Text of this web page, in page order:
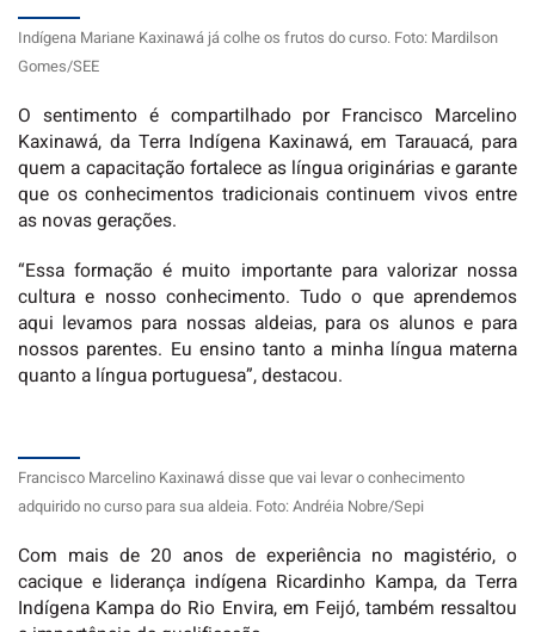
Indígena Mariane Kaxinawá já colhe os frutos do curso. Foto: Mardilson
Gomes/SEE
O sentimento é compartilhado por Francisco Marcelino
Kaxinawá, da Terra Indígena Kaxinawá, em Tarauacá, para
quem a capacitação fortalece as língua originárias e garante
que os conhecimentos tradicionais continuem vivos entre
as novas gerações.
“Essa formação é muito importante para valorizar nossa
cultura e nosso conhecimento. Tudo o que aprendemos
aqui levamos para nossas aldeias, para os alunos e para
nossos parentes. Eu ensino tanto a minha língua materna
quanto a língua portuguesa”, destacou.
Francisco Marcelino Kaxinawá disse que vai levar o conhecimento
adquirido no curso para sua aldeia. Foto: Andréia Nobre/Sepi
Com mais de 20 anos de experiência no magistério, o
cacique e liderança indígena Ricardinho Kampa, da Terra
Indígena Kampa do Rio Envira, em Feijó, também ressaltou